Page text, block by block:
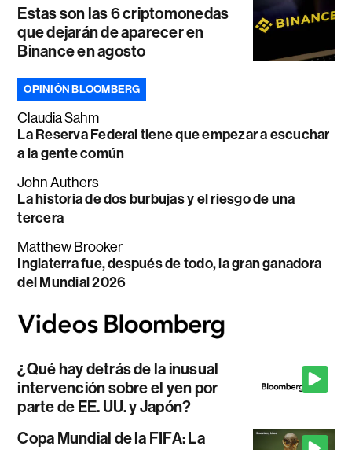
Estas son las 6 criptomonedas
que dejarán de aparecer en
Binance en agosto
OPINIÓN BLOOMBERG
Claudia Sahm
La Reserva Federal tiene que empezar a escuchar
a la gente común
John Authers
La historia de dos burbujas y el riesgo de una
tercera
Matthew Brooker
Inglaterra fue, después de todo, la gran ganadora
del Mundial 2026
¿Qué hay detrás de la inusual
intervención sobre el yen por
parte de EE. UU. y Japón?
Copa Mundial de la FIFA: La